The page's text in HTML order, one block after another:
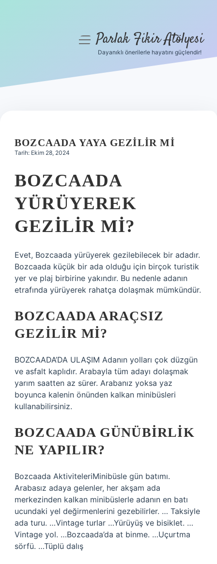
Hakkımızda
menüyüParlak Fikir Atölyesi
Dayanıklı önerilerle hayatını güçlendir!
BOZCAADA YAYA GEZILIR MI
Tarih: Ekim 28, 2024
BOZCAADA
YÜRÜYEREK
GEZILIR MI?
Evet, Bozcaada yürüyerek gezilebilecek bir adadır.
Bozcaada küçük bir ada olduğu için birçok turistik
yer ve plaj birbirine yakındır. Bu nedenle adanın
etrafında yürüyerek rahatça dolaşmak mümkündür.
BOZCAADA ARAÇSIZ
GEZILIR MI?
BOZCAADA’DA ULAŞIM Adanın yolları çok düzgün
ve asfalt kaplıdır. Arabayla tüm adayı dolaşmak
yarım saatten az sürer. Arabanız yoksa yaz
boyunca kalenin önünden kalkan minibüsleri
kullanabilirsiniz.
BOZCAADA GÜNÜBIRLIK
NE YAPILIR?
Bozcaada AktiviteleriMinibüsle gün batımı.
Arabasız adaya gelenler, her akşam ada
merkezinden kalkan minibüslerle adanın en batı
ucundaki yel değirmenlerini gezebilirler. … Taksiyle
ada turu. …Vintage turlar …Yürüyüş ve bisiklet. …
Vintage yol. …Bozcaada’da at binme. …Uçurtma
sörfü. …Tüplü dalış